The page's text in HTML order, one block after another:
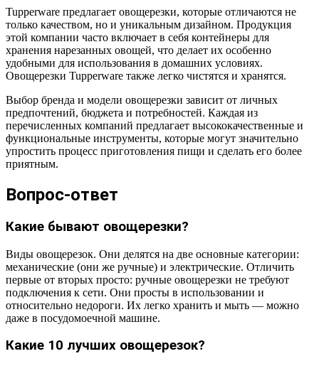
Tupperware предлагает овощерезки, которые отличаются не
только качеством, но и уникальным дизайном. Продукция
этой компании часто включает в себя контейнеры для
хранения нарезанных овощей, что делает их особенно
удобными для использования в домашних условиях.
Овощерезки Tupperware также легко чистятся и хранятся.
Выбор бренда и модели овощерезки зависит от личных
предпочтений, бюджета и потребностей. Каждая из
перечисленных компаний предлагает высококачественные и
функциональные инструменты, которые могут значительно
упростить процесс приготовления пищи и сделать его более
приятным.
Вопрос-ответ
Какие бывают овощерезки?
Виды овощерезок. Они делятся на две основные категории:
механические (они же ручные) и электрические. Отличить
первые от вторых просто: ручные овощерезки не требуют
подключения к сети. Они просты в использовании и
относительно недороги. Их легко хранить и мыть — можно
даже в посудомоечной машине.
Какие 10 лучших овощерезок?